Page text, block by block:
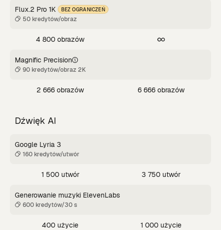
Flux.2 Pro 1K BEZ OGRANICZEŃ
50 kredytów/obraz
4 800 obrazów
Magnific Precision
90 kredytów/obraz 2K
2 666 obrazów 6 666 obrazów
Dźwięk AI
Google Lyria 3
160 kredytów/utwór
1 500 utwór 3 750 utwór
Generowanie muzyki ElevenLabs
600 kredytów/30 s
400 użycie 1 000 użycie